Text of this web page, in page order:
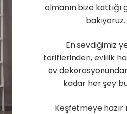
olmanın bize kattığı
bakıyoruz.
En sevdiğimiz
tariflerinden, evlilik
ev
kadar her şey
Keşfetmeye hazır